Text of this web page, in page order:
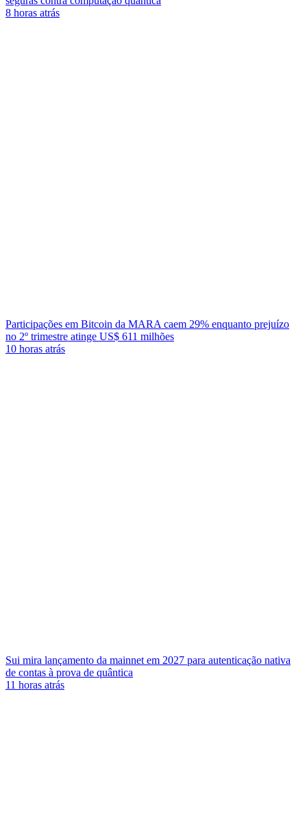
8 horas atrás
Participações em Bitcoin da MARA caem 29% enquanto prejuízo
no 2º trimestre atinge US$ 611 milhões
10 horas atrás
Sui mira lançamento da mainnet em 2027 para autenticação nativa
de contas à prova de quântica
11 horas atrás